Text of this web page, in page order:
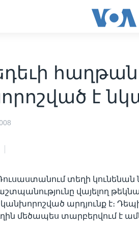
է
տեղի
վայելող
արդյունք է։
մեծապես տարբերվում է